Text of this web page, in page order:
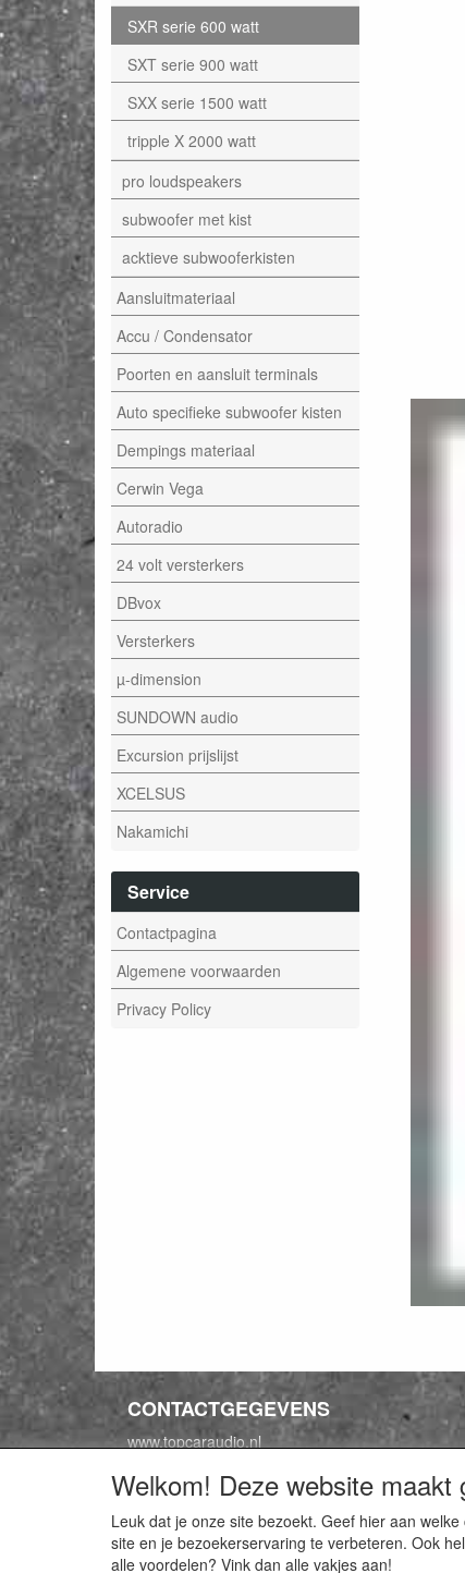
SXR serie 600 watt
SXT serie 900 watt
SXX serie 1500 watt
tripple X 2000 watt
pro loudspeakers
subwoofer met kist
acktieve subwooferkisten
Aansluitmateriaal
Accu / Condensator
Poorten en aansluit terminals
Auto specifieke subwoofer kisten
Dempings materiaal
Cerwin Vega
Autoradio
24 volt versterkers
DBvox
Versterkers
µ-dimension
SUNDOWN audio
Excursion prijslijst
XCELSUS
Nakamichi
Service
Contactpagina
Algemene voorwaarden
Privacy Policy
CONTACTGEGEVENS
www.topcaraudio.nl
8316 GA Marknesse
E-mail: info@topcaraudio.nl
Telefoon: +316 20 98 88 09
Welkom! Deze website maakt
Leuk dat je onze site bezoekt. Geef hier aan
site en je bezoekerservaring te verbeteren. Ook
alle voordelen? Vink dan alle vakjes aan!